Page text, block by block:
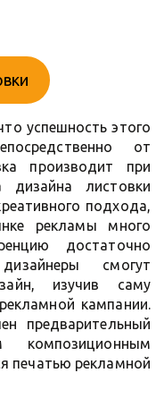
успешность этого
от
производит при
дизайна листовки
подхода,
рекламы много
достаточно
смогут
изучив саму
кампании.
предварительный
композиционным
печатью рекламной